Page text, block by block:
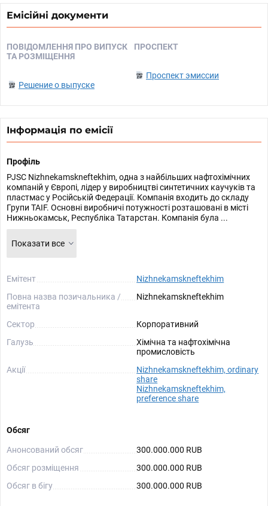
Емісійні документи
ПОВІДОМЛЕННЯ ПРО ВИПУСК
ТА РОЗМІЩЕННЯ
Решение о выпуске
ПРОСПЕКТ
Проспект эмиссии
Інформація по емісії
Профіль
PJSC Nizhnekamskneftekhim, одна з найбільших нафтохімічних
компаній у Європі, лідер у виробництві синтетичних каучуків та
пластмас у Російській Федерації. Компанія входить до складу
Групи TAIF. Основні виробничі потужності розташовані в місті
Нижньокамськ, Республіка Татарстан. Компанія була ...
Показати все
Емітент
Nizhnekamskneftekhim
Повна назва позичальника /
емітента
Nizhnekamskneftekhim
Сектор
Корпоративний
Галузь
Хімічна та нафтохімічна
промисловість
Акції
Nizhnekamskneftekhim, ordinary
share
Nizhnekamskneftekhim,
preference share
Обсяг
Анонсований обсяг
300.000.000 RUB
Обсяг розміщення
300.000.000 RUB
Обсяг в бігу
300.000.000 RUB